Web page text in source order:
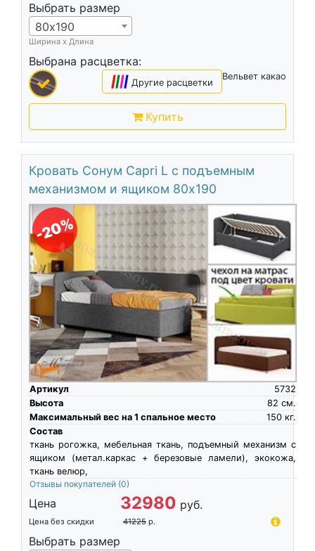
Выбрать размер
80х190
Ширина х Длина
Выбрана расцветка:
Вельвет какао
|||| Другие расцветки
Купить
Кровать Сонум Capri L с подъемным
механизмом и ящиком 80х190
-20%
Артикул
5732
Высота
см.
82
Максимальный вес на 1 спальное место
кг.
150
Состав
ткань рогожка, мебельная ткань, подъемный механизм с
ящиком (метал.каркас + березовые ламели), экокожа,
ткань велюр,
Отзывы покупателей (0)
Цена 32980 руб.
Цена без скидки 41225 р.
Выбрать размер